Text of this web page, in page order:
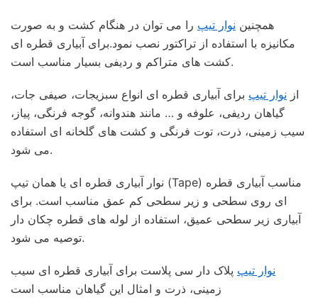
همچنین نوار تیپ را می توان در هنگام کشت و به صورت
مکانیزه با استفاده از تراکتور نصب نمود.برای آبیاری قطره ای
کشت های متراکم و ردیفی بسیار مناسب است.
از نوار تیپ برای آبیاری قطره ای انواع سبزیجات، صیفی جات،
گیاهان ردیفی، علوفه و … مانند هندوانه، گوجه فرنگی، پیاز،
سیب زمینی، ذرت، توت فرنگی و کشت های گلخانه ای استفاده
می شود.
نوار آبیاری قطره ای یا همان تیپ (Tape) مناسب آبیاری قطره
ای روی سطحی و زیر سطحی کم عمق مناسب است. برای
آبیاری زیر سطحی عمیق، استفاده از لوله های قطره چکان دار
توصیه می شود.
نوار تیپ پلاک دار سی پلاست برای آبیاری قطره ای سیب
زمینی، ذرت و امثال این گیاهان مناسب است